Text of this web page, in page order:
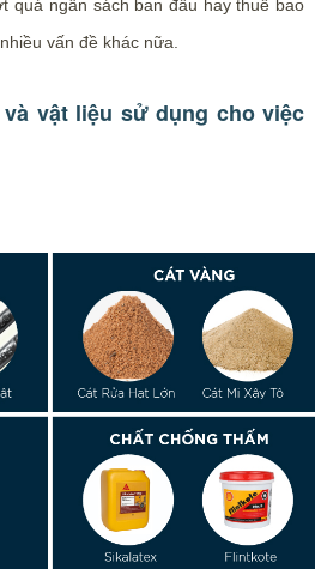
quá ngân sách ban đầu hay thuê bao
vấn đề khác nữa.
vật liệu sử dụng cho việc